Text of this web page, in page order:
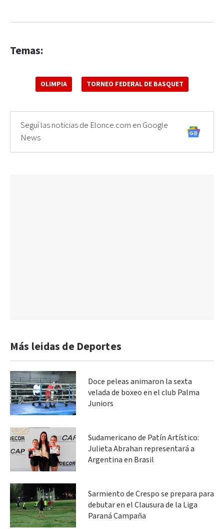
Temas:
OLIMPIA TORNEO FEDERAL DE BASQUET
Seguí las noticias de Elonce.com en Google
News
Más leidas de Deportes
Doce peleas animaron la sexta
velada de boxeo en el club Palma
Juniors
Sudamericano de Patín Artístico:
Julieta Abrahan representará a
Argentina en Brasil
Sarmiento de Crespo se prepara para
debutar en el Clausura de la Liga
Paraná Campaña